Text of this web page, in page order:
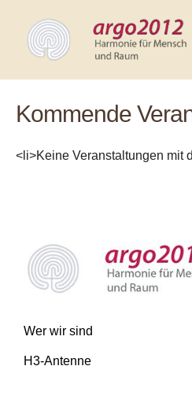
Kommende
<li>Keine Veranstaltungen mit
Wer wir sind
H3-Antenne